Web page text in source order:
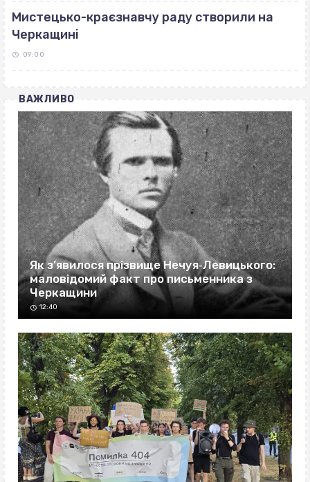
Мистецько-краєзнавчу раду створили на
Черкащині
09:00
ВАЖЛИВО
Як з’явилося прізвище Нечуя‐Левицького:
маловідомий факт про письменника з
Черкащини
12:40